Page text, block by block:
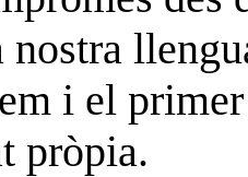
nostra
i el
pròpia.